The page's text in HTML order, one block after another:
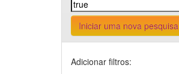
Iniciar uma nova pesquisa
Adicionar filtros: